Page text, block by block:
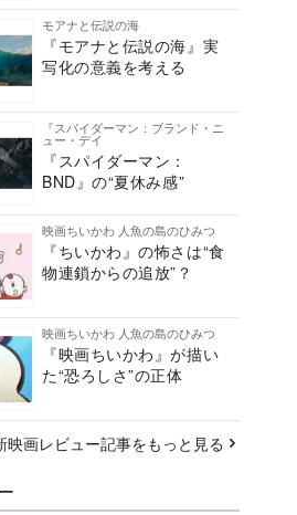
モアナと伝説の海
『モアナと伝説の海』実
写化の意義を考える
『スパイダーマン：ブランド・ニ
ュー・デイ
『スパイダーマン：
BND』の“夏休み感”
映画ちいかわ 人魚の島のひみつ
『ちいかわ』の怖さは“食
物連鎖からの追放”？
映画ちいかわ 人魚の島のひみつ
『映画ちいかわ』が描い
た“恐ろしさ”の正体
映画レビュー記事をもっと見る